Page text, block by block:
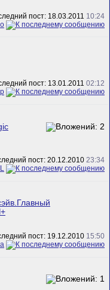
пост: 18.03.2011 10:24
пост: 13.01.2011 02:12
пост: 20.12.2010 23:34
пост: 19.12.2010 15:50